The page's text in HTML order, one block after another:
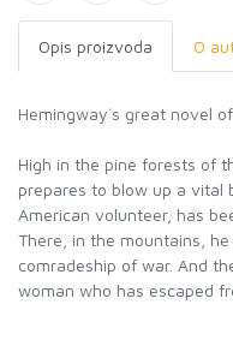
Opis proizvoda O
Hemingway`s great novel
High in the pine forests of
prepares to blow up a vital
American volunteer, has
There, in the mountains,
comradeship of war. And
woman who has escaped